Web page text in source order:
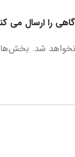
را ارسال
شد.